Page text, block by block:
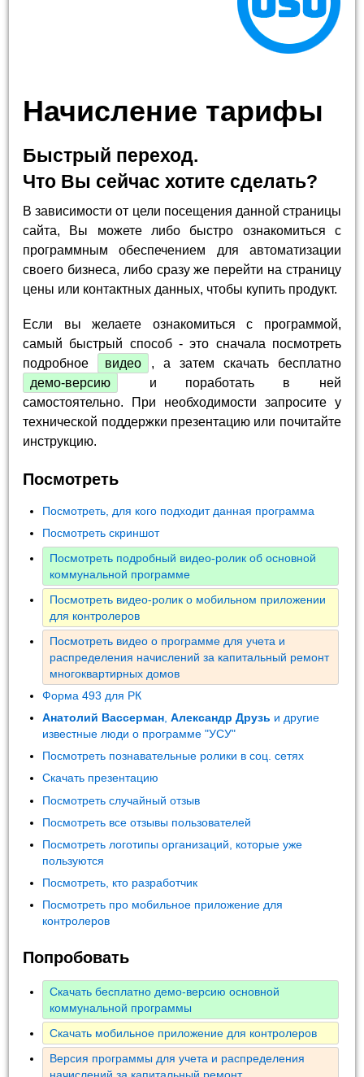
Начисление тарифы
Быстрый переход.
Что Вы сейчас хотите сделать?
В зависимости от цели посещения данной страницы
сайта, Вы можете либо быстро ознакомиться с
программным обеспечением для автоматизации
своего бизнеса, либо сразу же перейти на страницу
цены или контактных данных, чтобы купить продукт.
Если вы желаете ознакомиться с программой,
самый быстрый способ - это сначала посмотреть
подробное
видео
, а затем скачать бесплатно
демо-версию
и поработать в ней
самостоятельно. При необходимости запросите у
технической поддержки презентацию или почитайте
инструкцию.
Посмотреть
Посмотреть, для кого подходит данная программа
Посмотреть скриншот
Посмотреть подробный видео-ролик об основной
коммунальной программе
Посмотреть видео-ролик о мобильном приложении
для контролеров
Посмотреть видео о программе для учета и
распределения начислений за капитальный ремонт
многоквартирных домов
Форма 493 для РК
Анатолий Вассерман ,Александр Друзь и другие
известные люди о программе "УСУ"
Посмотреть познавательные ролики в соц. сетях
Скачать презентацию
Посмотреть случайный отзыв
Посмотреть все отзывы пользователей
Посмотреть логотипы организаций, которые уже
пользуются
Посмотреть, кто разработчик
Посмотреть про мобильное приложение для
контролеров
Попробовать
Скачать бесплатно демо-версию основной
коммунальной программы
Скачать мобильное приложение для контролеров
Версия программы для учета и распределения